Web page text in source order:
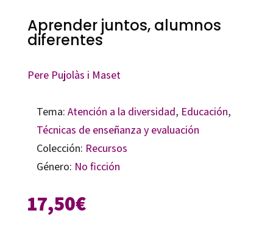
Aprender juntos, alumnos
diferentes
Pere Pujolàs i Maset
Tema: Atención a la diversidad, Educación,
Técnicas de enseñanza y evaluación
Colección: Recursos
Género: No ficción
17,50€